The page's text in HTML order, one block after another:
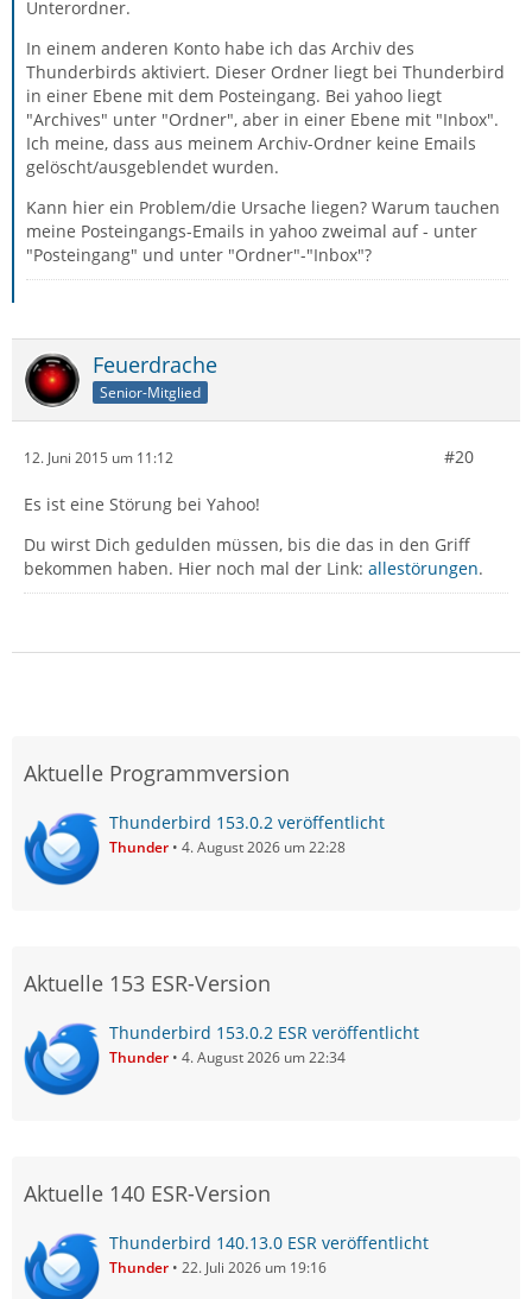
Unterordner.
In einem anderen Konto habe ich das Archiv des
Thunderbirds aktiviert. Dieser Ordner liegt bei Thunderbird
in einer Ebene mit dem Posteingang. Bei yahoo liegt
"Archives" unter "Ordner", aber in einer Ebene mit "Inbox".
Ich meine, dass aus meinem Archiv-Ordner keine Emails
gelöscht/ausgeblendet wurden.
Kann hier ein Problem/die Ursache liegen? Warum tauchen
meine Posteingangs-Emails in yahoo zweimal auf - unter
"Posteingang" und unter "Ordner"-"Inbox"?
Feuerdrache
Senior-Mitglied
12. Juni 2015 um 11:12 #20
Es ist eine Störung bei Yahoo!
Du wirst Dich gedulden müssen, bis die das in den Griff
bekommen haben. Hier noch mal der Link: allestörungen.
Aktuelle Programmversion
Thunderbird 153.0.2 veröffentlicht
Thunder 4. August 2026 um 22:28
Aktuelle 153 ESR-Version
Thunderbird 153.0.2 ESR veröffentlicht
Thunder 4. August 2026 um 22:34
Aktuelle 140 ESR-Version
Thunderbird 140.13.0 ESR veröffentlicht
Thunder 22. Juli 2026 um 19:16